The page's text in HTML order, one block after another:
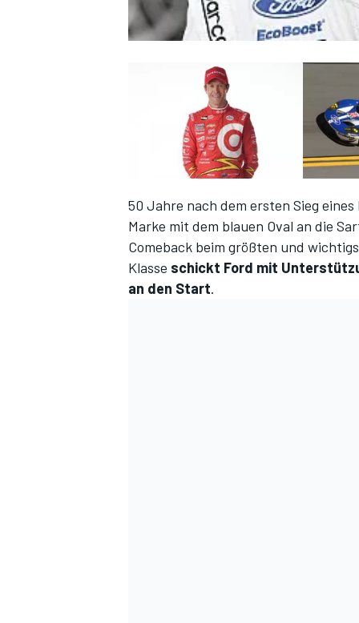
50 Jahre nach dem ersten Sieg
Marke mit dem blauen Oval an die
Comeback beim größten und
Klasse schickt Ford mit
an den Start.